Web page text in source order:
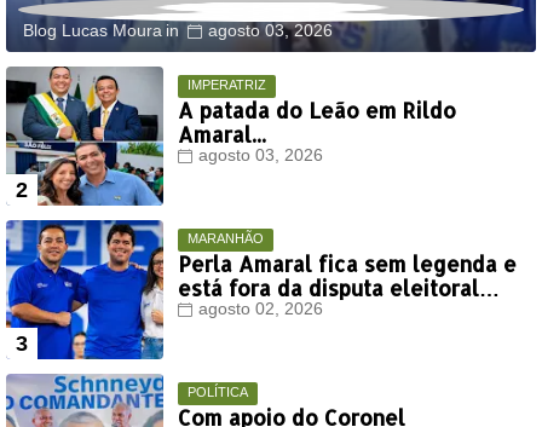
Blog Lucas Moura agosto 03, 2026
IMPERATRIZ
A patada do Leão em Rildo
Amaral...
agosto 03, 2026
MARANHÃO
Perla Amaral fica sem legenda e
está fora da disputa eleitoral
deste ano
agosto 02, 2026
POLÍTICA
Com apoio do Coronel